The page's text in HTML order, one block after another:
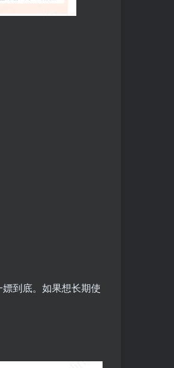
到底。如果想长期使